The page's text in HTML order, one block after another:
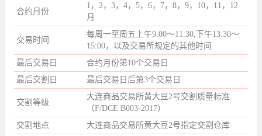
合约月份
1，2，3，4，5，6，7，8，9，10，11，12
月
交易时间
每周一至周五上午9:00～11:30,下午13:30～
15:00，以及交易所规定的其他时间
最后交易日
合约月份第10个交易日
最后交割日
最后交易日后第3个交易日
交割等级
大连商品交易所黄大豆2号交割质量标准
（F/DCE B003-2017）
交割地点
大连商品交易所黄大豆2号指定交割仓库